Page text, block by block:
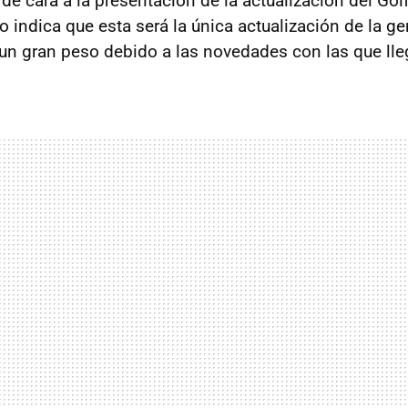
indica que esta será la única actualización de la
gran peso debido a las novedades con las que